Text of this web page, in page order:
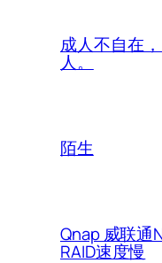
成人不自在
人。
陌生
Qnap 威联通
RAID速度慢